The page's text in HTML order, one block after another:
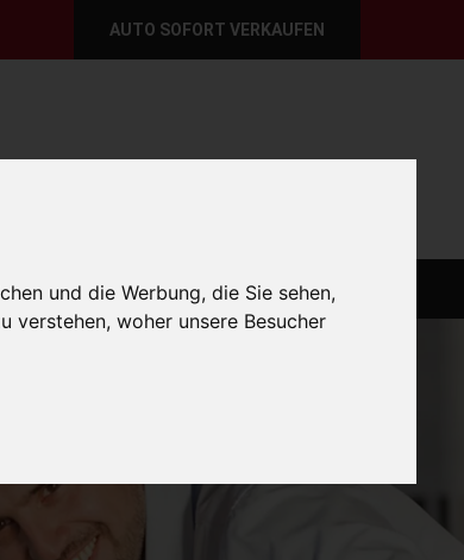
und die Werbung, die Sie sehen,
verstehen, woher unsere Besucher
AUTO SOFORT VERKAUFEN
EUROPAWEIT AUTO VERKAUFEN